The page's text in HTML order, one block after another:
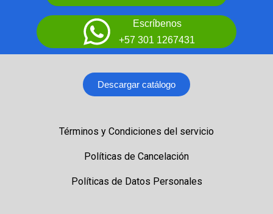
Escríbenos
+57 301 1267431
Descargar catálogo
Términos y Condiciones del servicio
Políticas de Cancelación
Políticas de Datos Personales